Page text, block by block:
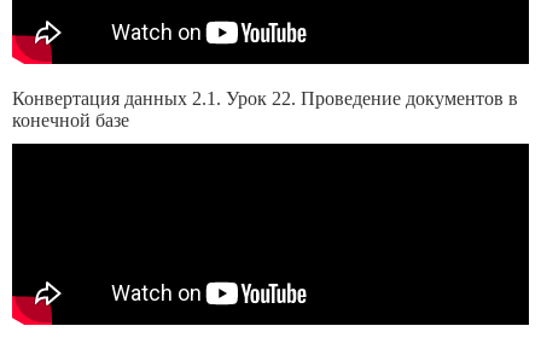
Конвертация данных 2.1. Урок 22. Проведение документов в
конечной базе